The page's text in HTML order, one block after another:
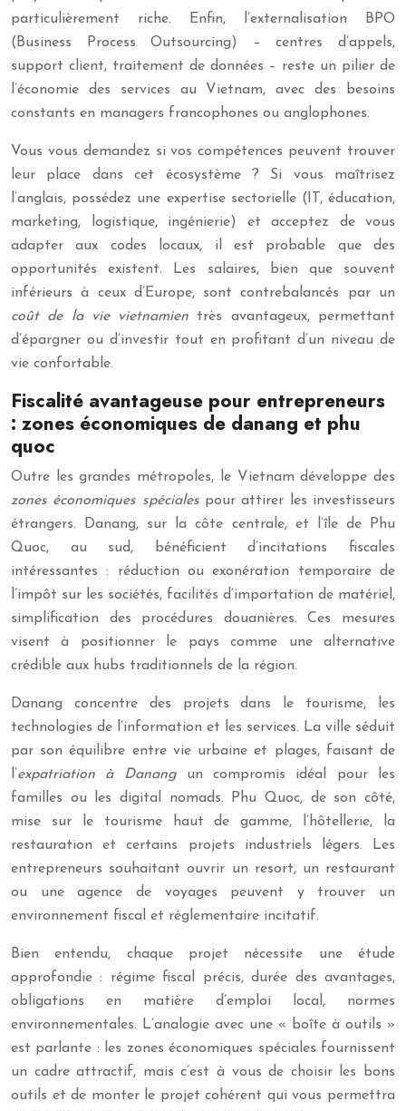
particulièrement riche. Enfin, l’externalisation BPO
(Business Process Outsourcing) – centres d’appels,
support client, traitement de données – reste un pilier de
l’économie des services au Vietnam, avec des besoins
constants en managers francophones ou anglophones.
Vous vous demandez si vos compétences peuvent trouver
leur place dans cet écosystème ? Si vous maîtrisez
l’anglais, possédez une expertise sectorielle (IT, éducation,
marketing, logistique, ingénierie) et acceptez de vous
adapter aux codes locaux, il est probable que des
opportunités existent. Les salaires, bien que souvent
inférieurs à ceux d’Europe, sont contrebalancés par un
coût de la vie vietnamien très avantageux, permettant
d’épargner ou d’investir tout en profitant d’un niveau de
vie confortable.
Fiscalité avantageuse pour entrepreneurs
: zones économiques de danang et phu
quoc
Outre les grandes métropoles, le Vietnam développe des
zones économiques spécialespour attirer les investisseurs
étrangers. Danang, sur la côte centrale, et l’île de Phu
Quoc, au sud, bénéficient d’incitations fiscales
intéressantes : réduction ou exonération temporaire de
l’impôt sur les sociétés, facilités d’importation de matériel,
simplification des procédures douanières. Ces mesures
visent à positionner le pays comme une alternative
crédible aux hubs traditionnels de la région.
Danang concentre des projets dans le tourisme, les
technologies de l’information et les services. La ville séduit
par son équilibre entre vie urbaine et plages, faisant de
l’expatriation à Danangun compromis idéal pour les
familles ou les digital nomads. Phu Quoc, de son côté,
mise sur le tourisme haut de gamme, l’hôtellerie, la
restauration et certains projets industriels légers. Les
entrepreneurs souhaitant ouvrir un resort, un restaurant
ou une agence de voyages peuvent y trouver un
environnement fiscal et réglementaire incitatif.
Bien entendu, chaque projet nécessite une étude
approfondie : régime fiscal précis, durée des avantages,
obligations en matière d’emploi local, normes
environnementales. L’analogie avec une « boîte à outils »
est parlante : les zones économiques spéciales fournissent
un cadre attractif, mais c’est à vous de choisir les bons
outils et de monter le projet cohérent qui vous permettra